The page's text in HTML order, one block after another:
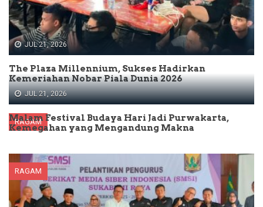
JUL 21, 2026
The Plaza Millennium, Sukses Hadirkan
Kemeriahan Nobar Piala Dunia 2026
RAGAM
JUL 21, 2026
Malam Festival Budaya Hari Jadi Purwakarta,
Kemegahan yang Mengandung Makna
RAGAM